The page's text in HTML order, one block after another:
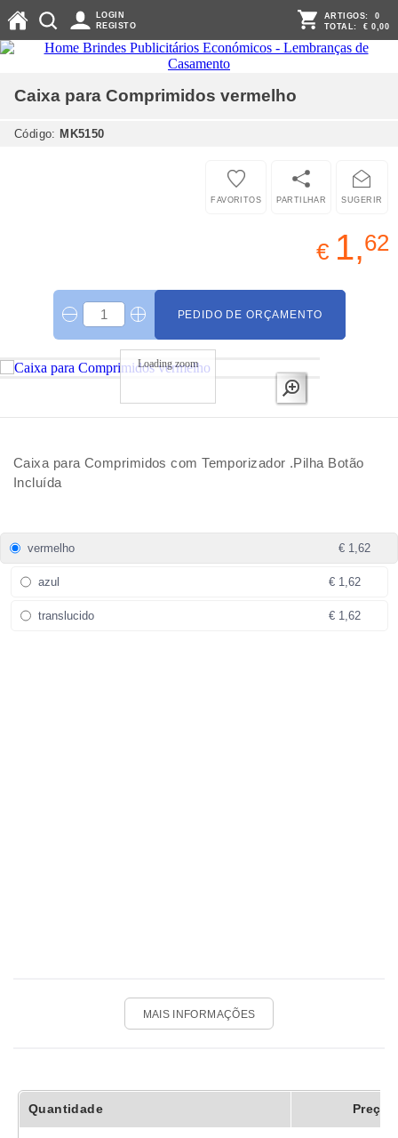
LOGIN
REGISTO
ARTIGOS: 0
TOTAL: € 0,00
Caixa para Comprimidos vermelho
Código: MK5150
SUGERIR
PARTILHAR
FAVORITOS
€ 1,62
PEDIDO DE ORÇAMENTO
Loading zoom
Caixa para Comprimidos com Temporizador .Pilha Botão
Incluída
vermelho € 1,62
azul € 1,62
translucido € 1,62
MAIS INFORMAÇÕES
Quantidade Preço